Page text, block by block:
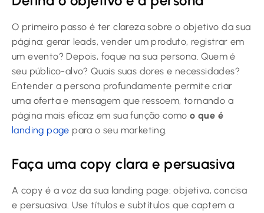
O primeiro passo é ter clareza sobre o objetivo da sua
página: gerar leads, vender um produto, registrar em
um evento? Depois, foque na sua persona. Quem é
seu público-alvo? Quais suas dores e necessidades?
Entender a persona profundamente permite criar
uma oferta e mensagem que ressoem, tornando a
página mais eficaz em sua função comoo que é
landing page para o seu marketing.
Faça uma copy clara e persuasiva
A copy é a voz da sua landing page: objetiva, concisa
e persuasiva. Use títulos e subtítulos que captem a